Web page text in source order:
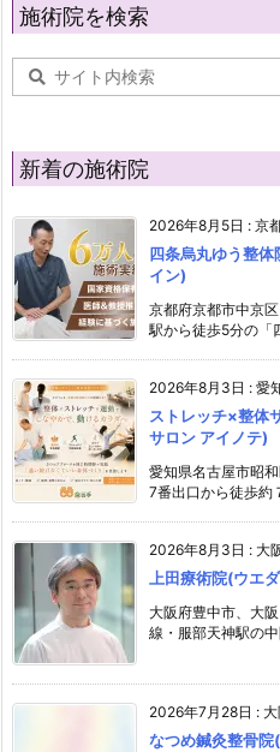
施術院を検索
新着の施術院
2026年8月5日 : 京
四条烏丸ゆう整
イン)
京都府京都市中京
駅から徒歩5分の「
2026年8月3日 : 愛
ストレッチ×整体
サロン アイノテ)
愛知県名古屋市昭
7番出口から徒歩約
2026年8月3日 : 大
上田療術院(ウエ
大阪府豊中市、大
線・服部天神駅の
2026年7月28日 :
なつめ鍼灸整骨院